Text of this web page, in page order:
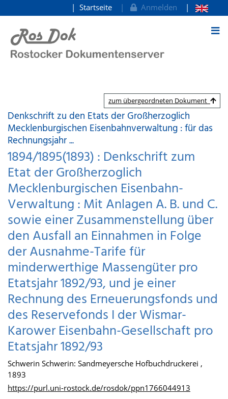
zum Inhalt
Startseite Anmelden
zum übergeordneten Dokument
Denkschrift zu den Etats der Großherzoglich
Mecklenburgischen Eisenbahnverwaltung : für das
Rechnungsjahr ...
1894/1895(1893) : Denkschrift zum
Etat der Großherzoglich
Mecklenburgischen Eisenbahn-
Verwaltung : Mit Anlagen A. B. und C.
sowie einer Zusammenstellung über
den Ausfall an Einnahmen in Folge
der Ausnahme-Tarife für
minderwerthige Massengüter pro
Etatsjahr 1892/93, und je einer
Rechnung des Erneuerungsfonds und
des Reservefonds I der Wismar-
Karower Eisenbahn-Gesellschaft pro
Etatsjahr 1892/93
Schwerin Schwerin: Sandmeyersche Hofbuchdruckerei ,
1893
https://purl.uni-rostock.de/rosdok/ppn1766044913